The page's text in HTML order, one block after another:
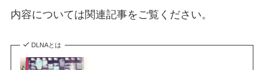
内容については関連記事をご覧ください。
DLNAとは